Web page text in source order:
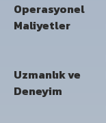
Operasyonel
Maliyetler
Uzmanlık ve
Deneyim